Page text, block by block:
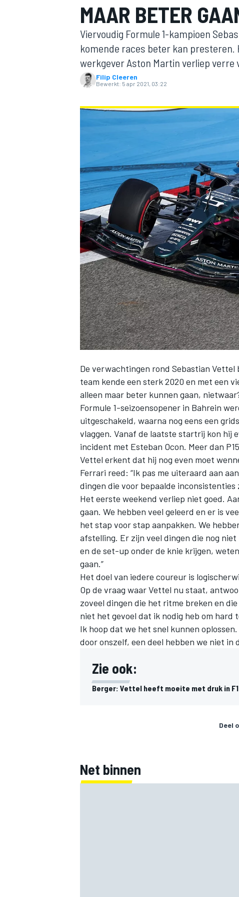
MOTOGP
INDYCAR
WEC DTM
MAAR BETER
Viervoudig Formule 1-kampioen
komende races beter kan presteren.
werkgever Aston Martin verliep verre
Filip Cleeren
Bewerkt: 5 apr 2021, 03:22
De verwachtingen rond Sebastian Vettel
team kende een sterk 2020 en met een
alleen maar beter kunnen gaan,
Formule 1-seizoensopener in Bahrein
uitgeschakeld, waarna nog eens een
vlaggen. Vanaf de laatste startrij kon hij
incident met Esteban Ocon. Meer dan
Vettel erkent dat hij nog even moet
Ferrari reed: “Ik pas me uiteraard aan
dingen die voor bepaalde
Het eerste weekend verliep niet goed.
gaan. We hebben veel geleerd en er is
het stap voor stap aanpakken. We
afstelling. Er zijn veel dingen die nog
en de set-up onder de knie krijgen,
gaan.”
Het doel van iedere coureur is
Op de vraag waar Vettel nu staat,
zoveel dingen die het ritme breken en
niet het gevoel dat ik nodig heb om
Ik hoop dat we het snel kunnen
door onszelf, een deel hebben we niet in
Zie ook:
Berger: Vettel heeft moeite met druk in F1
Deel
Net binnen